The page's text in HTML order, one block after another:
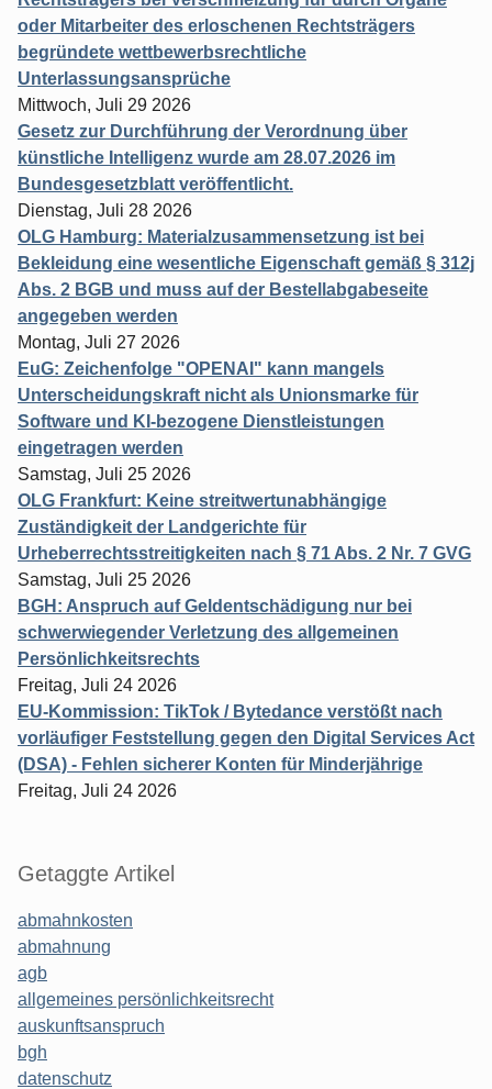
oder Mitarbeiter des erloschenen Rechtsträgers
begründete wettbewerbsrechtliche
Unterlassungsansprüche
Mittwoch, Juli 29 2026
Gesetz zur Durchführung der Verordnung über
künstliche Intelligenz wurde am 28.07.2026 im
Bundesgesetzblatt veröffentlicht.
Dienstag, Juli 28 2026
OLG Hamburg: Materialzusammensetzung ist bei
Bekleidung eine wesentliche Eigenschaft gemäß § 312j
Abs. 2 BGB und muss auf der Bestellabgabeseite
angegeben werden
Montag, Juli 27 2026
EuG: Zeichenfolge "OPENAI" kann mangels
Unterscheidungskraft nicht als Unionsmarke für
Software und KI-bezogene Dienstleistungen
eingetragen werden
Samstag, Juli 25 2026
OLG Frankfurt: Keine streitwertunabhängige
Zuständigkeit der Landgerichte für
Urheberrechtsstreitigkeiten nach § 71 Abs. 2 Nr. 7 GVG
Samstag, Juli 25 2026
BGH: Anspruch auf Geldentschädigung nur bei
schwerwiegender Verletzung des allgemeinen
Persönlichkeitsrechts
Freitag, Juli 24 2026
EU-Kommission: TikTok / Bytedance verstößt nach
vorläufiger Feststellung gegen den Digital Services Act
(DSA) - Fehlen sicherer Konten für Minderjährige
Freitag, Juli 24 2026
Getaggte Artikel
abmahnkosten
abmahnung
agb
allgemeines persönlichkeitsrecht
auskunftsanspruch
bgh
datenschutz